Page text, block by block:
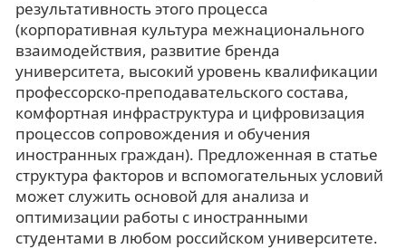
результативность этого процесса
(корпоративная культура межнационального
взаимодействия, развитие бренда
университета, высокий уровень квалификации
профессорско-преподавательского состава,
комфортная инфраструктура и цифровизация
процессов сопровождения и обучения
иностранных граждан). Предложенная в статье
структура факторов и вспомогательных условий
может служить основой для анализа и
оптимизации работы с иностранными
студентами в любом российском университете.